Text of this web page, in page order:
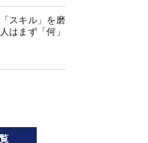
スキル」を磨
はまず「何」